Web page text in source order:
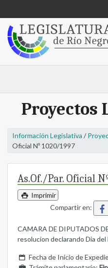
Proyectos
Información Legislativa /
Oficial Nº 1020/1997
As.Of./Par. Oficial
Imprimir
Compartir en:
CAMARA DE DIPUTADOS
resolucion declarando Dia
Fecha de Inicio de